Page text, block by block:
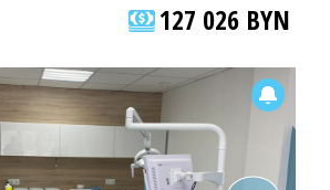
127 026 BYN